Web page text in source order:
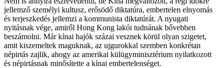
jellemző személyi kultusz, erősödő diktatúra, embertelen elnyomás
és terjeszkedés jellemzi a kommunista diktatúrát. A nyugati
nyitásnak vége, amiről Hong Kong lakói tudnának bővebben
beszámolni. Már kínai hajók százai vesznek körül olyan szigetet,
amit kiszemeltek maguknak, az ujgurokkal szemben konkrétan
népirtás zajlik, ahogy az amerikai külügyminisztérium nyilatkozott
és népirtásnak minősítette a kínai embertelenséget.